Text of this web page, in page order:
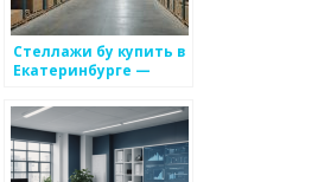
Стеллажи бу купить в
Екатеринбурге —
типа по цене
изготовителя